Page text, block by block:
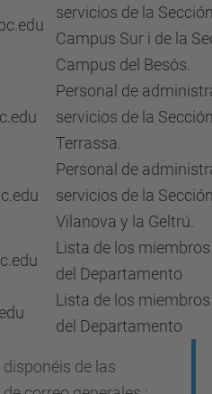
servicios de la
Campus Sur i de la
Campus del Besós.
Personal de
servicios de la
Terrassa.
Personal de
servicios de la
Vilanova y la Geltrú.
Lista de los
del Departamento
Lista de los
del Departamento
de las